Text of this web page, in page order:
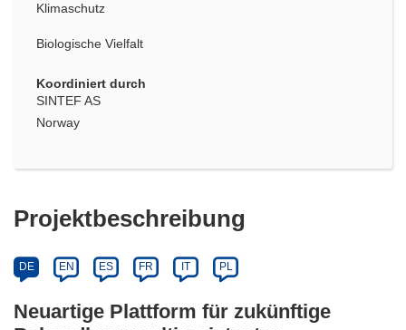
Klimaschutz
Biologische Vielfalt
Koordiniert durch
SINTEF AS
Norway
Projektbeschreibung
DE EN ES FR IT PL
Neuartige Plattform für zukünftige